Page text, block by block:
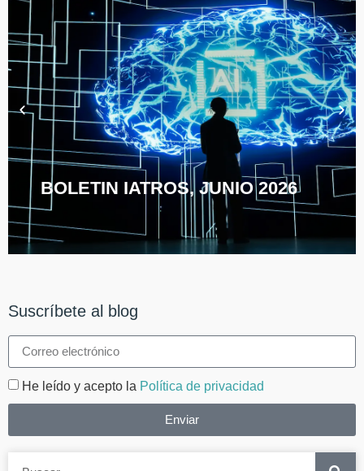
BOLETIN IATROS, JUNIO 2026
Suscríbete al blog
He leído y acepto la Política de privacidad
Enviar